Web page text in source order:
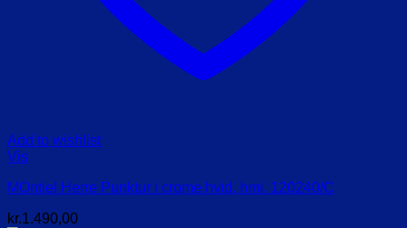
Add to wishlist
Vis
MOntiel Herre Punktur i crome hvid, hmi. 120240/C
kr.1.490,00